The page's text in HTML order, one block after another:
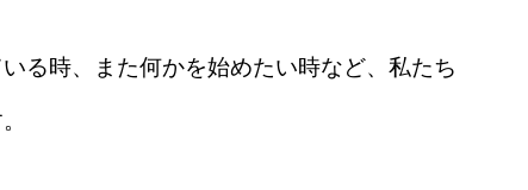
る時、また何かを始めたい時など、私たち